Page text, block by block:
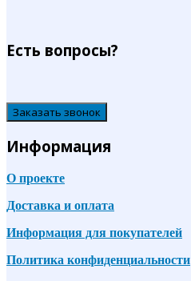
Есть вопросы?
Заказать звонок
Информация
О проекте
Доставка и оплата
Информация для покупателей
Политика конфиденциальности